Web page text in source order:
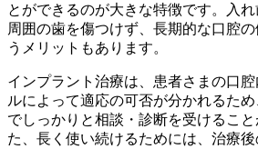
とができるのが大きな特徴です。入
周囲の歯を傷つけず、長期的な口腔
うメリットもあります。
インプラント治療は、患者さまの口
ルによって適応の可否が分かれるた
でしっかりと相談・診断を受けるこ
た、長く使い続けるためには、治療